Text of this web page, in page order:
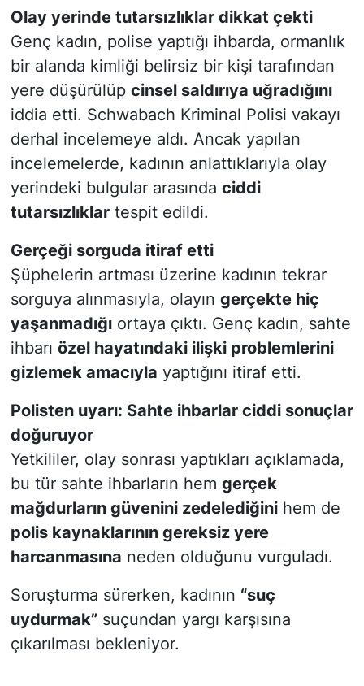
Olay yerinde tutarsızlıklar dikkat çekti
Genç kadın, polise yaptığı ihbarda, ormanlık
bir alanda kimliği belirsiz bir kişi tarafından
yere düşürülüp cinsel saldırıya uğradığını
iddia etti. Schwabach Kriminal Polisi vakayı
derhal incelemeye aldı. Ancak yapılan
incelemelerde, kadının anlattıklarıyla olay
yerindeki bulgular arasında ciddi
tutarsızlıklartespit edildi.
Gerçeği sorguda itiraf etti
Şüphelerin artması üzerine kadının tekrar
sorguya alınmasıyla, olayın gerçekte hiç
yaşanmadığıortaya çıktı. Genç kadın, sahte
ihbarı özel hayatındaki ilişki problemlerini
gizlemek amacıyla yaptığını itiraf etti.
Polisten uyarı: Sahte ihbarlar ciddi sonuçlar
doğuruyor
Yetkililer, olay sonrası yaptıkları açıklamada,
bu tür sahte ihbarların hem gerçek
mağdurların güvenini zedelediğinihem de
polis kaynaklarının gereksiz yere
harcanmasına neden olduğunu vurguladı.
Soruşturma sürerken, kadının “suç
uydurmak”suçundan yargı karşısına
çıkarılması bekleniyor.